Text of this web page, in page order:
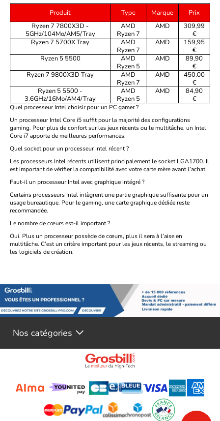
Produit Type Marque
Prix
Ryzen 7 7800X3D -
5GHz/104Mo/AM5/Tray
AMD
Ryzen 7
AMD
309,99
€
Ryzen 7 5700X Tray
AMD
Ryzen 7
AMD
159,95
€
Ryzen 5 5500
AMD
Ryzen 5
AMD
89,90
€
Ryzen 7 9800X3D Tray
AMD
Ryzen 7
AMD
450,00
€
Ryzen 5 5500 -
3.6GHz/16Mo/AM4/Tray
AMD
Ryzen 5
AMD
84,90
€
Quel processeur Intel choisir pour un PC gamer ?
Un processeur Intel Core i5 suffit pour la majorité des configurations
gaming. Pour plus de confort sur les jeux récents ou le multitâche, un Intel
Core i7 apporte de meilleures performances.
Quel socket pour un processeur Intel récent ?
Les processeurs Intel récents utilisent principalement le socket LGA1700. Il
est important de vérifier la compatibilité avec votre carte mère avant l’achat.
Faut-il un processeur Intel avec graphique intégré ?
Certains processeurs Intel intègrent une partie graphique suffisante pour un
usage bureautique. Pour le gaming, une carte graphique dédiée reste
recommandée.
Le nombre de cœurs est-il important ?
Oui. Plus un processeur possède de cœurs, plus il sera à l’aise en
multitâche. C’est un critère important pour les jeux récents, le streaming ou
les logiciels de création.
Nos catégories